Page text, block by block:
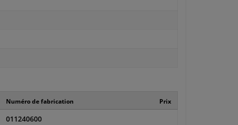
Numéro de fabrication Prix
011240600